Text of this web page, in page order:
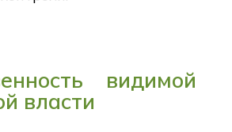
видимой
власти